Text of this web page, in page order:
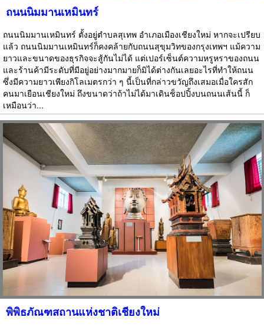
ถนนนิมมานเหมินทร์
ถนนนิมมานเหมินทร์ ตั้งอยู่ตำบลสุเทพ อำเภอเมืองเชียงใหม่ หากจะเปรียบ
แล้ว ถนนนิมมานเหมินทร์ก็คงคล้ายกับถนนสุขุมวิทของกรุงเทพฯ แม้ความ
ยาวและขนาดของธุรกิจจะสู้กันไม่ได้ แต่เปอร์เซ็นต์ความหรูหราของถนน
และร้านค้ามีระดับที่มีอยู่อย่างมากมายก็มิได้ต่างกันเลยอะไรที่ทำให้ถนน
ซึ่งมีความยาวเพียงกิโลเมตรกว่า ๆ นี้เป็นที่กล่าวขวัญถึงเสมอเมื่อใครสัก
คนมาเยือนเชียงใหม่ ถึงขนาดว่าถ้าไม่ได้มาเดินช็อปปิ้งบนถนนเส้นนี้ ก็
เหมือนว่า...
พิพิธภัณฑสถานแห่งชาติเชียงใหม่